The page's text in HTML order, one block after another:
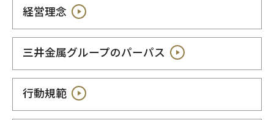
経営理念
三井金属グループのパーパス
行動規範